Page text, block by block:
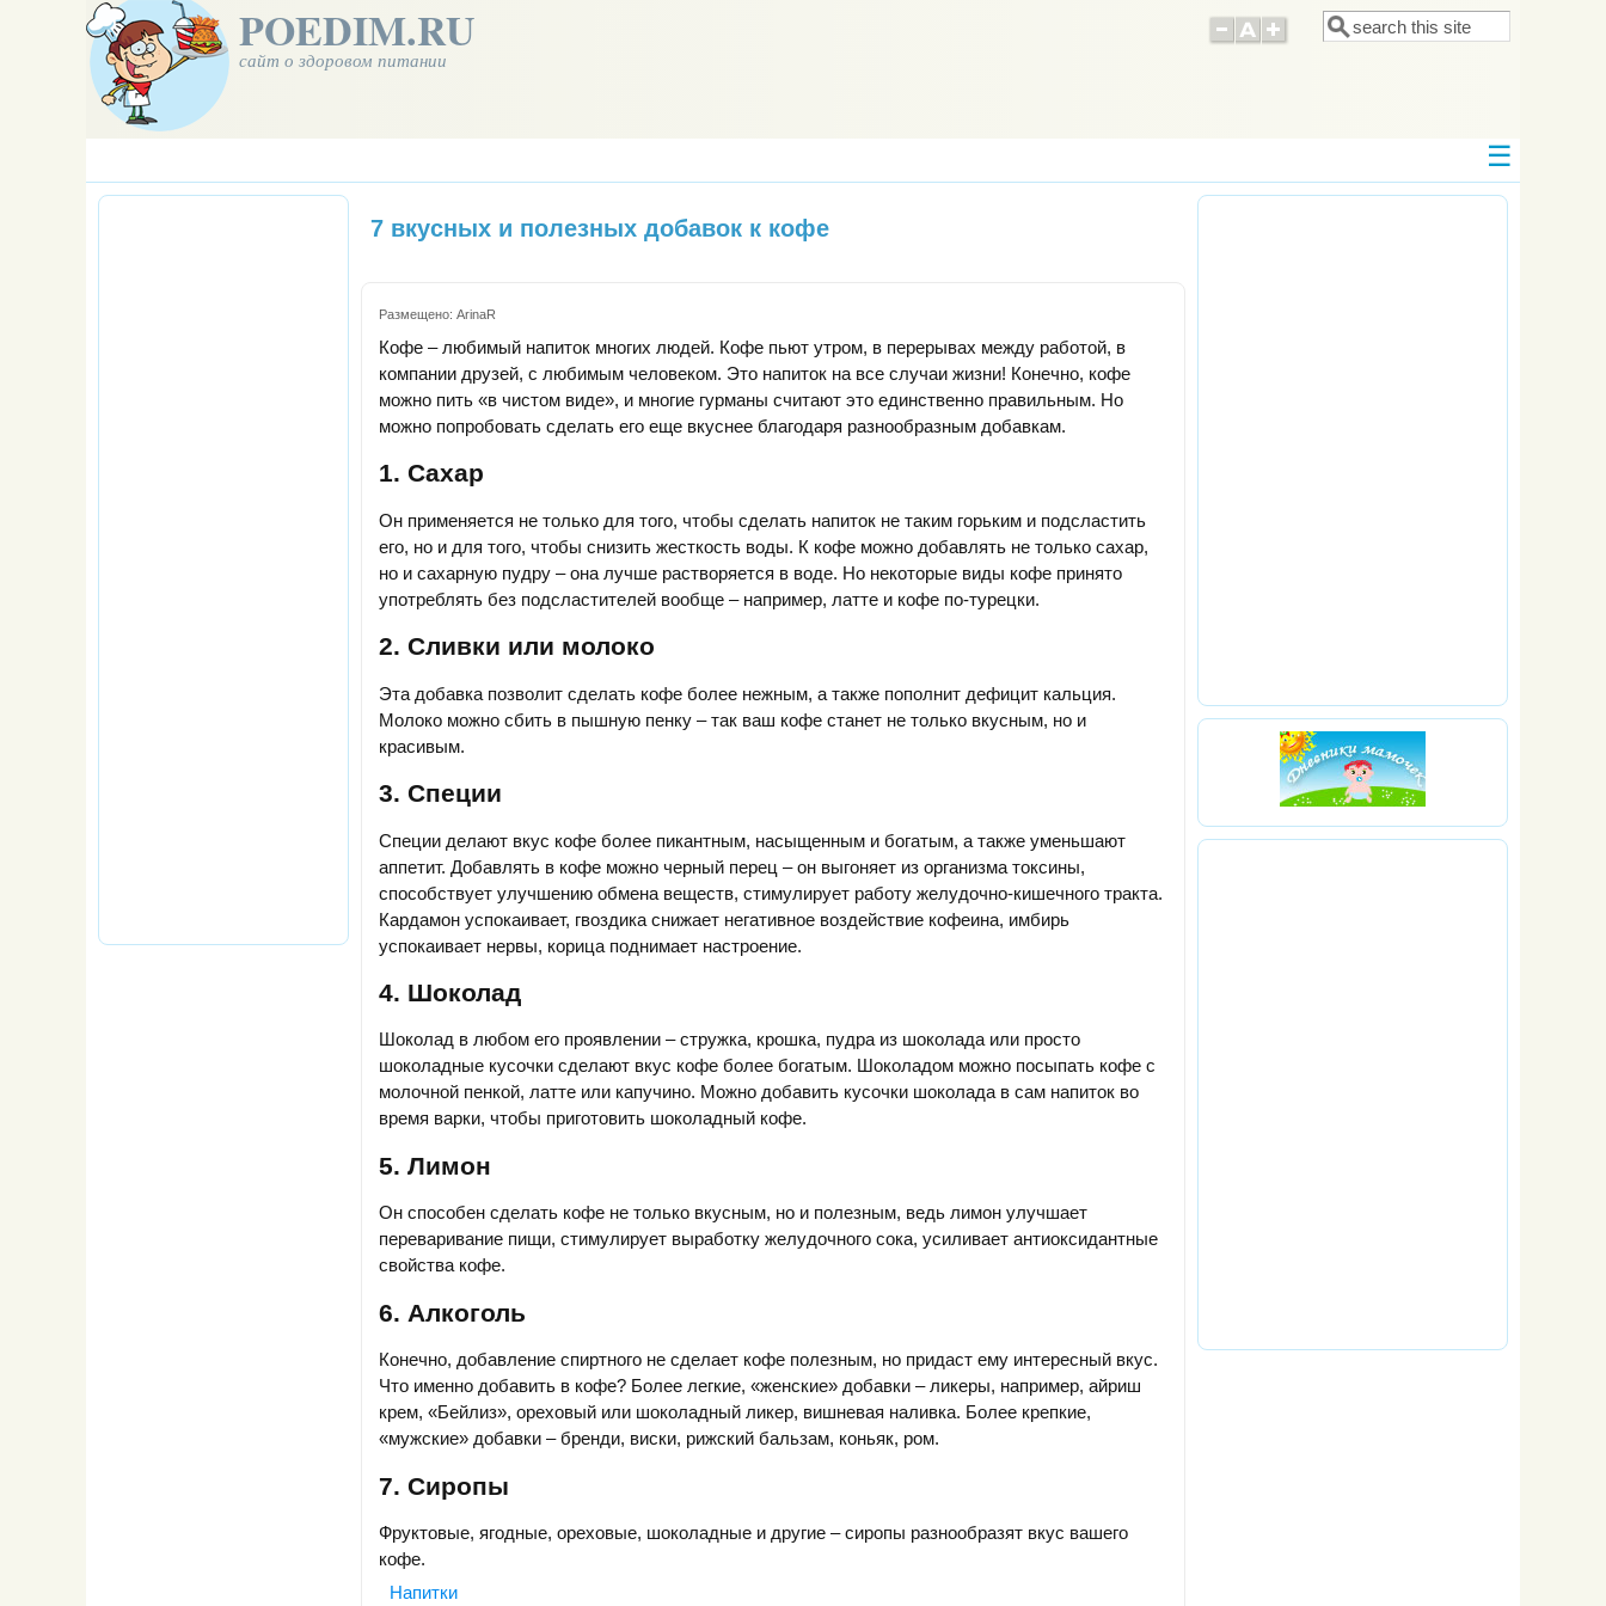
POEDIM.RU
сайт о здоровом питании
Форма поиска
Поиск
7 вкусных и полезных добавок к кофе
Размещено: ArinaR
Кофе – любимый напиток многих людей. Кофе пьют утром, в перерывах между работой, в
компании друзей, с любимым человеком. Это напиток на все случаи жизни! Конечно, кофе
можно пить «в чистом виде», и многие гурманы считают это единственно правильным. Но
можно попробовать сделать его еще вкуснее благодаря разнообразным добавкам.
1. Сахар
Он применяется не только для того, чтобы сделать напиток не таким горьким и подсластить
его, но и для того, чтобы снизить жесткость воды. К кофе можно добавлять не только сахар,
но и сахарную пудру – она лучше растворяется в воде. Но некоторые виды кофе принято
употреблять без подсластителей вообще – например, латте и кофе по-турецки.
2. Сливки или молоко
Эта добавка позволит сделать кофе более нежным, а также пополнит дефицит кальция.
Молоко можно сбить в пышную пенку – так ваш кофе станет не только вкусным, но и
красивым.
3. Специи
Специи делают вкус кофе более пикантным, насыщенным и богатым, а также уменьшают
аппетит. Добавлять в кофе можно черный перец – он выгоняет из организма токсины,
способствует улучшению обмена веществ, стимулирует работу желудочно-кишечного тракта.
Кардамон успокаивает, гвоздика снижает негативное воздействие кофеина, имбирь
успокаивает нервы, корица поднимает настроение.
4. Шоколад
Шоколад в любом его проявлении – стружка, крошка, пудра из шоколада или просто
шоколадные кусочки сделают вкус кофе более богатым. Шоколадом можно посыпать кофе с
молочной пенкой, латте или капучино. Можно добавить кусочки шоколада в сам напиток во
время варки, чтобы приготовить шоколадный кофе.
5. Лимон
Он способен сделать кофе не только вкусным, но и полезным, ведь лимон улучшает
переваривание пищи, стимулирует выработку желудочного сока, усиливает антиоксидантные
свойства кофе.
6. Алкоголь
Конечно, добавление спиртного не сделает кофе полезным, но придаст ему интересный вкус.
Что именно добавить в кофе? Более легкие, «женские» добавки – ликеры, например, айриш
крем, «Бейлиз», ореховый или шоколадный ликер, вишневая наливка. Более крепкие,
«мужские» добавки – бренди, виски, рижский бальзам, коньяк, ром.
7. Сиропы
Фруктовые, ягодные, ореховые, шоколадные и другие – сиропы разнообразят вкус вашего
кофе.
Напитки